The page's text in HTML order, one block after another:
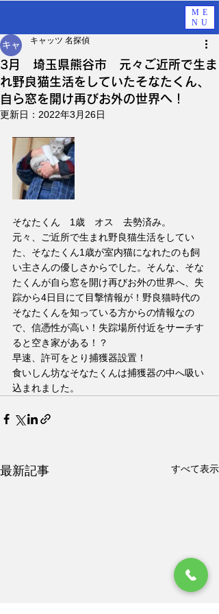
ME
NU
3月 埼玉県熊谷市 元々ご近所で生ま
れ野良猫生活をしていたそなたくん、
自ら窓を開け再びお外の世界へ！
キャッツ 名探偵
更新日： 2022年3月26日
そなたくん　1歳　オス　去勢済み。
元々、ご近所で生まれ野良猫生活をしてい
た、そなたくん1歳が室内猫になれたのも飼
い主さんの優しさからでした。そんな、そな
たくんが自ら窓を開け再びお外の世界へ、失
踪から4日目にて目撃情報が！野良猫時代の
そなたくんを知っている方からの情報なの
で、信憑性が高い！失踪場所付近をサーチす
ると空き家がある！？
早速、許可をとり捕獲器設置！
食いしん坊なそなたくんは捕獲器の中へ吸い
込まれました。
最新記事 すべて表示